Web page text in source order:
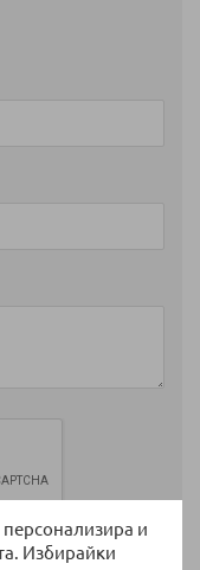
персонализира и
Избирайки